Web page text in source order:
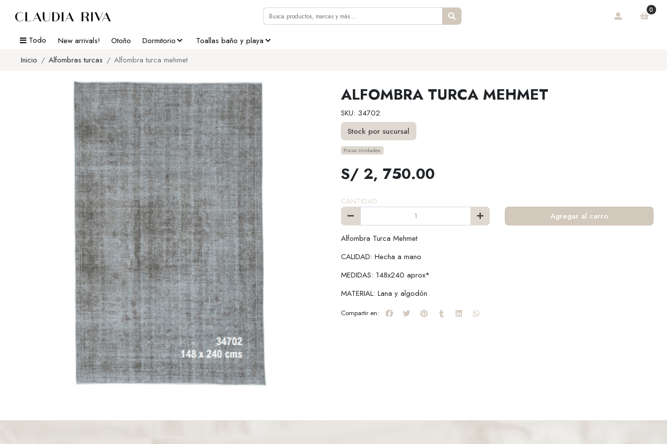
0
Todo New arrivals! Otoño Dormitorio
Toallas baño y playa
Inicio
Alfombras turcas Alfombra turca mehmet
ALFOMBRA TURCA MEHMET
SKU: 34702
Stock por sucursal
Pocas Unidades.
S/ 2, 750.00
CANTIDAD
Agregar al carro
Alfombra Turca Mehmet
CALIDAD: Hecha a mano
MEDIDAS: 148x240 aprox*
MATERIAL: Lana y algodón
Compartir en: